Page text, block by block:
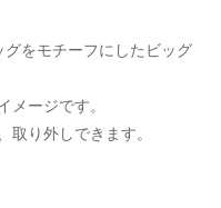
をモチーフにしたビッグ
ージです。
り外しできます。